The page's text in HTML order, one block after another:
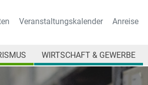
Veranstaltungskalender Anreise
WIRTSCHAFT & GEWERBE